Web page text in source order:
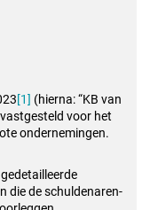
[1] (hierna: “KB van
voor het
ondernemingen.
die de schuldenaren-